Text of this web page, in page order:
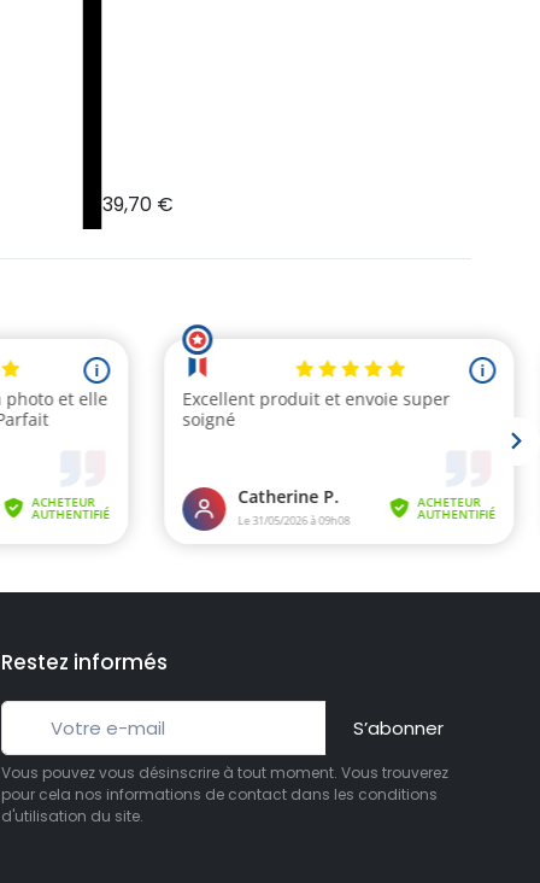
(1 avis)
39,70 €
Restez informés
S’abonner
Vous pouvez vous désinscrire à tout moment. Vous trouverez
pour cela nos informations de contact dans les conditions
d'utilisation du site.